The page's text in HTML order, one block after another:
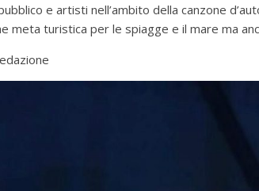
e artisti nell’ambito della canzone
meta turistica per le spiagge e il mare ma